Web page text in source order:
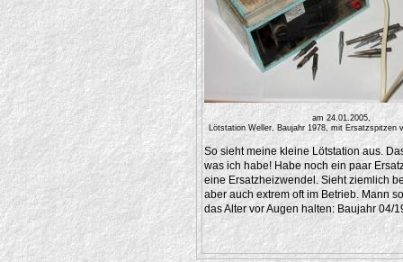
am 24.01.2005,
Lötstation Weller, Baujahr 1978, mit Ersatzspitzen
So sieht meine kleine Lötstation aus.
was ich habe! Habe noch ein paar
eine Ersatzheizwendel. Sieht ziemlich
aber auch extrem oft im Betrieb. Mann
das Alter vor Augen halten: Baujahr 04/